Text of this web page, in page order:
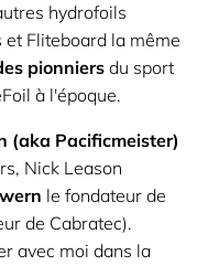
hydrofoils
Fliteboard la même
pionniers du sport
à l'époque.
(aka Pacificmeister)
Nick Leason
le fondateur de
de Cabratec).
avec moi dans la